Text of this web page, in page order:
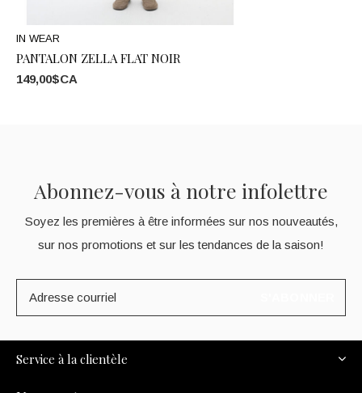
IN WEAR
PANTALON ZELLA FLAT NOIR
149,00$CA
Abonnez-vous à notre infolettre
Soyez les premières à être informées sur nos nouveautés,
sur nos promotions et sur les tendances de la saison!
Service à la clientèle